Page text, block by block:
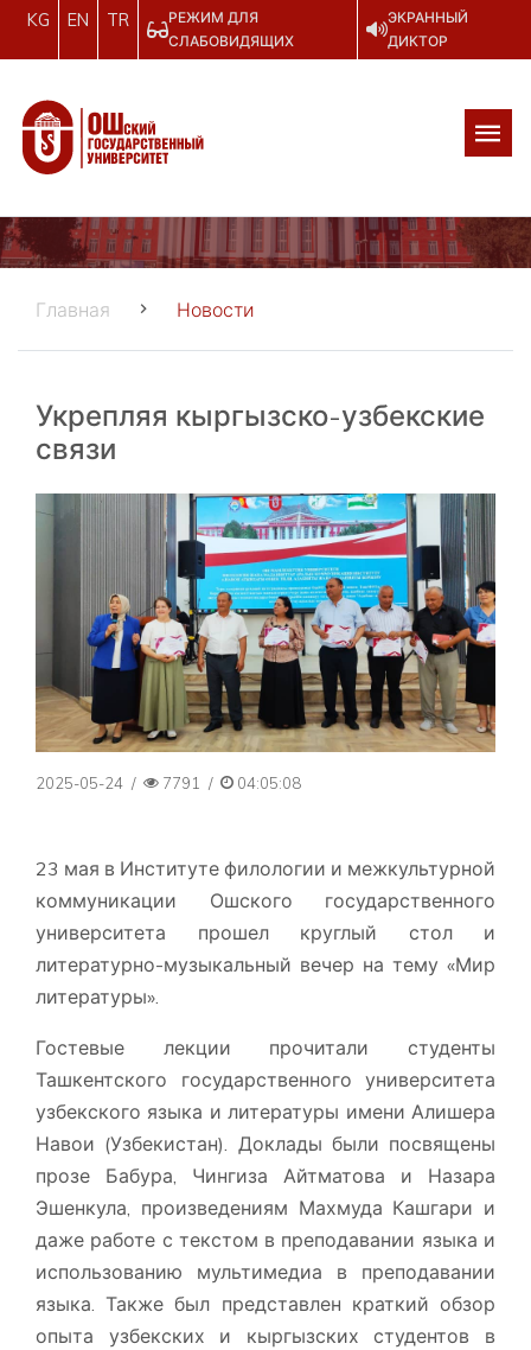
KG EN TR
РЕЖИМ ДЛЯ
СЛАБОВИДЯЩИХ
ЭКРАННЫЙ
ДИКТОР
Главная Новости
Укрепляя кыргызско-узбекские
связи
2025-05-24 / 7791 / 04:05:08
23 мая в Институте филологии и межкультурной
коммуникации Ошского государственного
университета прошел круглый стол и
литературно-музыкальный вечер на тему «Мир
литературы».
Гостевые лекции прочитали студенты
Ташкентского государственного университета
узбекского языка и литературы имени Алишера
Навои (Узбекистан). Доклады были посвящены
прозе Бабура, Чингиза Айтматова и Назара
Эшенкула, произведениям Махмуда Кашгари и
даже работе с текстом в преподавании языка и
использованию мультимедиа в преподавании
языка. Также был представлен краткий обзор
опыта узбекских и кыргызских студентов в